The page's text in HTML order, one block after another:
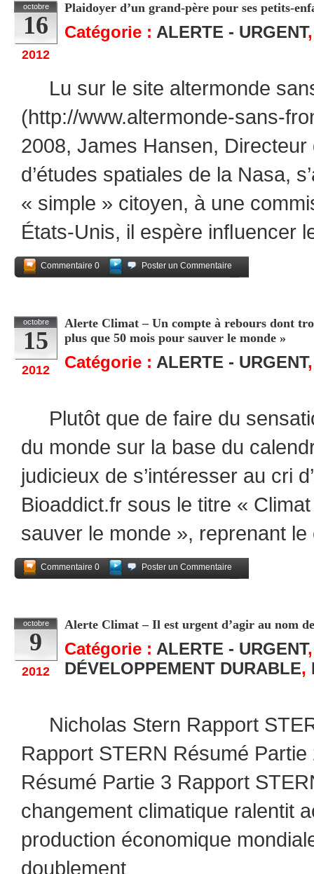
octobre
16
2012
Plaidoyer d’un grand-père pour ses petits-
Catégorie : ALERTE - URGENT
Lu sur le site altermonde
(http://www.altermonde-sans-
2008, James Hansen, Directeur
d’études spatiales de la Nasa,
« simple » citoyen, à une
États-Unis, il espère inﬂuencer
Commentaire 0
Poster un Commentaire
octobre
15
2012
Alerte Climat – Un compte à rebours dont
plus que 50 mois pour sauver le monde »
Catégorie : ALERTE - URGENT
Plutôt que de faire du
du monde sur la base du
judicieux de s’intéresser au cri
Bioaddict.fr sous le titre «
sauver le monde », reprenant
Commentaire 0
Poster un Commentaire
octobre
9
2012
Alerte Climat – Il est urgent d’agir au nom
Catégorie : ALERTE - URGENT
DÉVELOPPEMENT DURABLE,
Nicholas Stern Rapport
Rapport STERN Résumé
Résumé Partie 3 Rapport
changement climatique ralentit
production économique
doublement